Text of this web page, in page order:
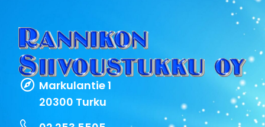
Markulantie 1
20300 Turku